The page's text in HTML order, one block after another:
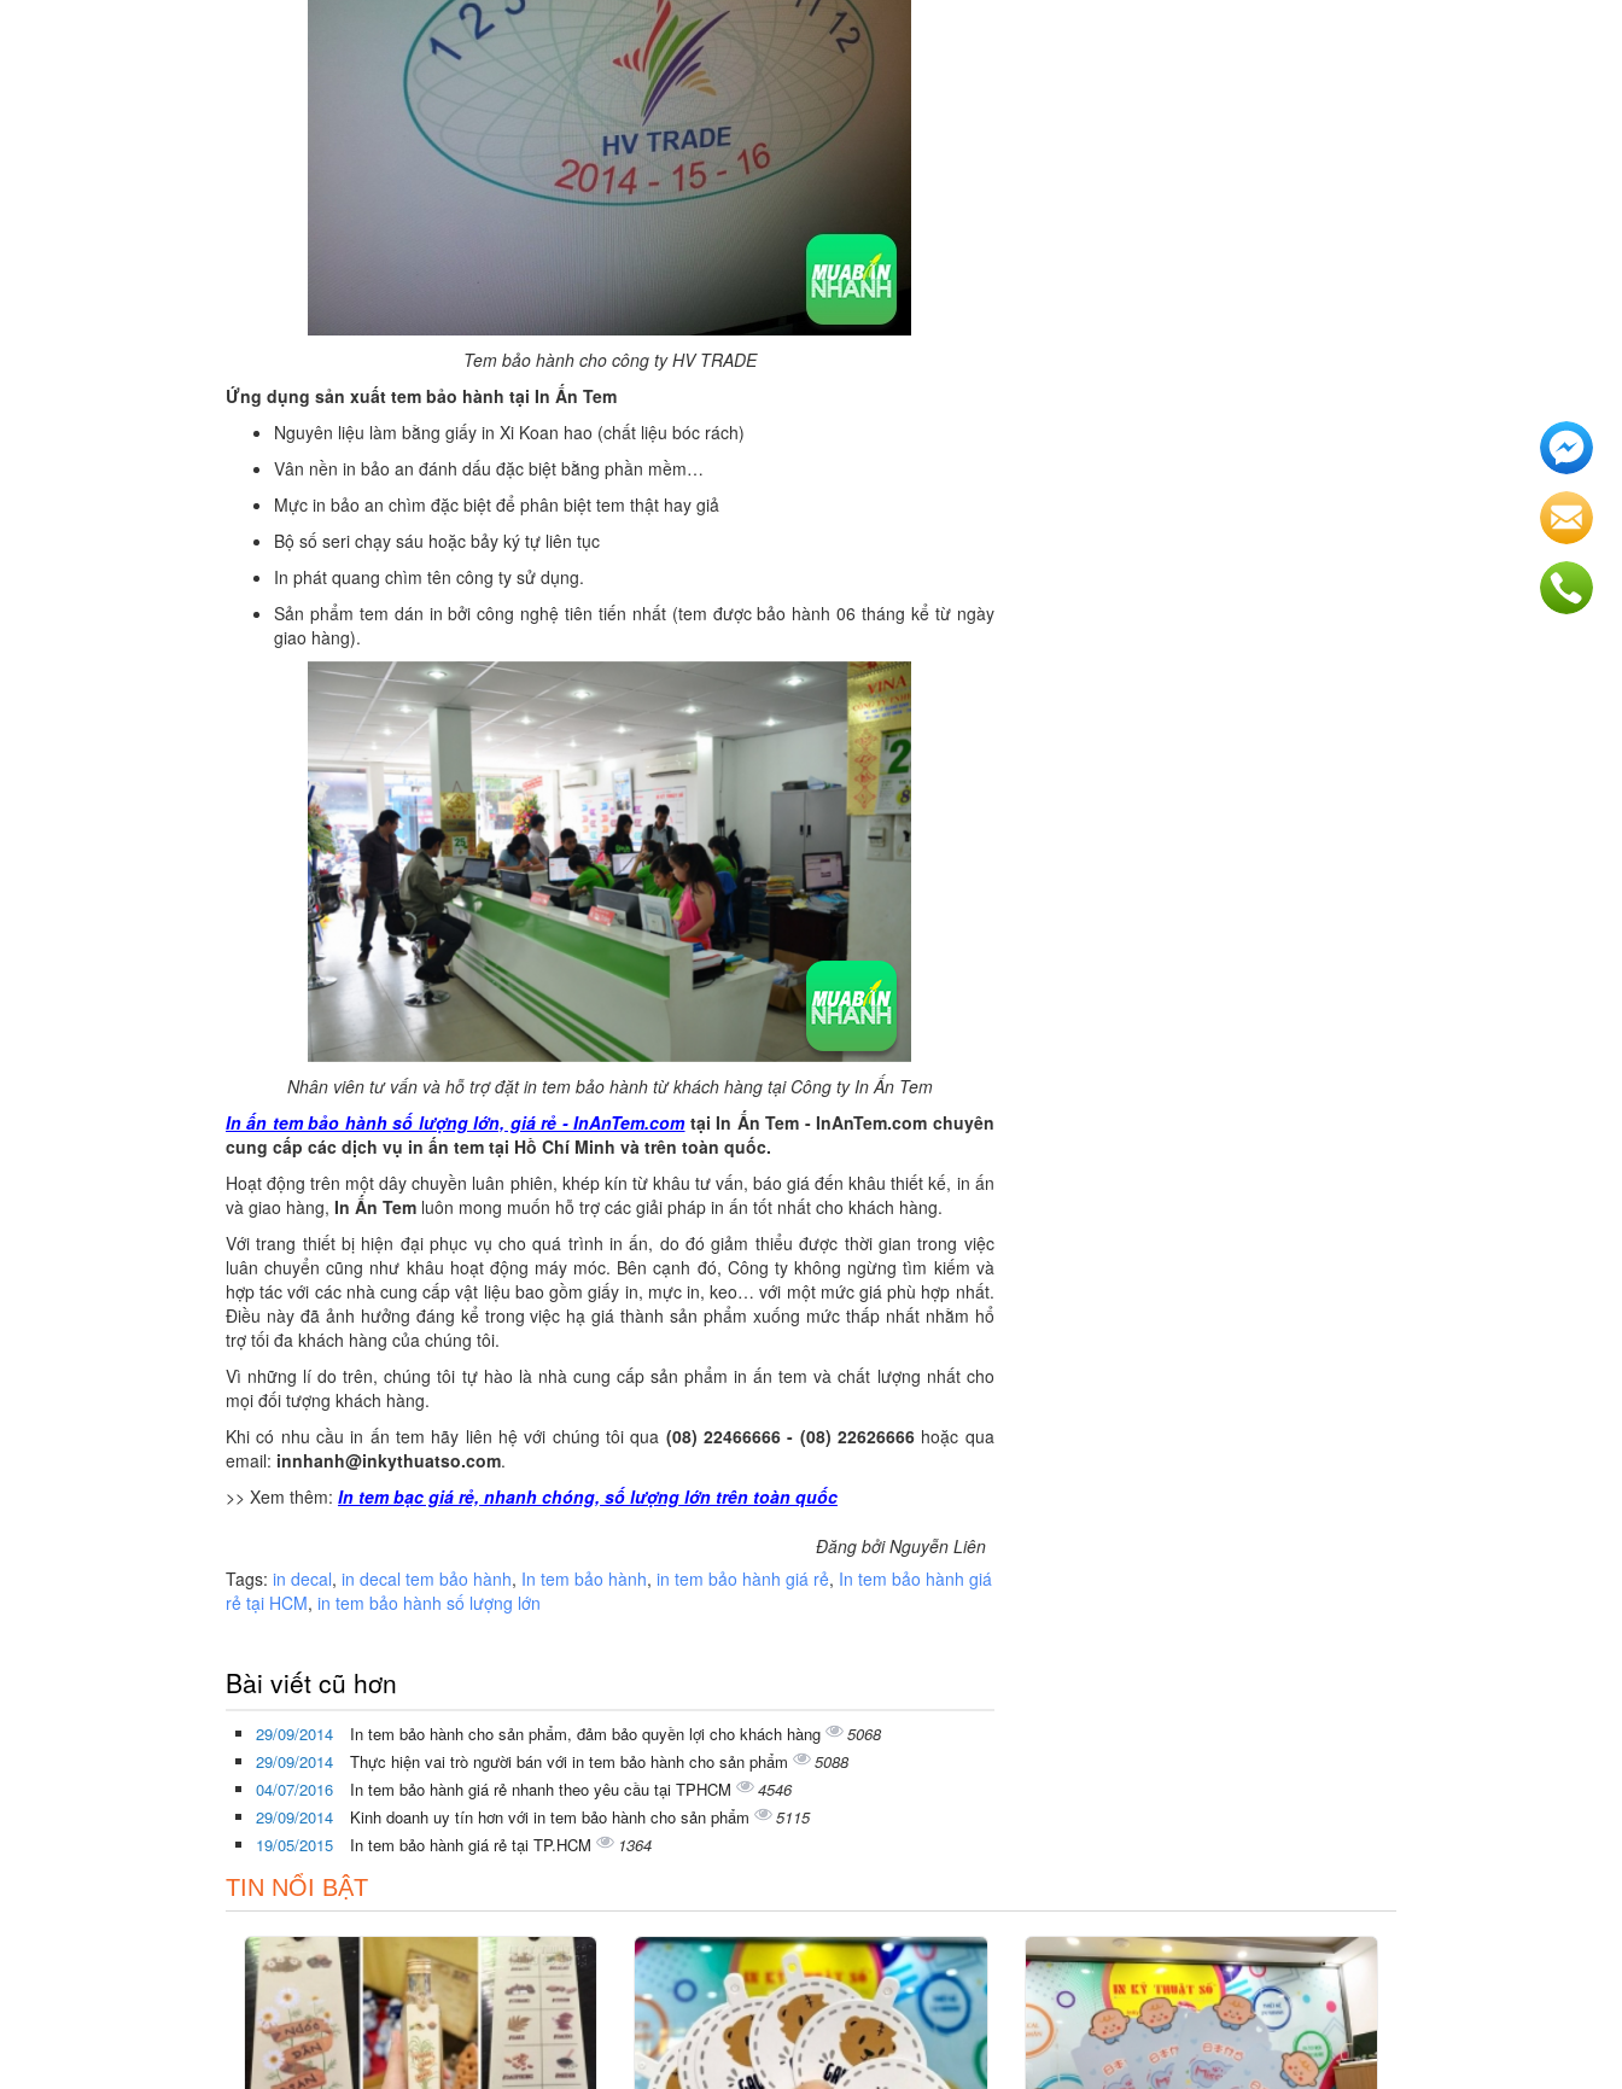
Tem bảo hành cho công ty HV TRADE
Ứng dụng sản xuất tem bảo hành tại In Ấn Tem
Nguyên liệu làm bằng giấy in Xi Koan hao (chất liệu bóc rách)
Vân nền in bảo an đánh dấu đặc biệt bằng phần mềm…
Mực in bảo an chìm đặc biệt để phân biệt tem thật hay giả
Bộ số seri chạy sáu hoặc bảy ký tự liên tục
In phát quang chìm tên công ty sử dụng.
Sản phẩm tem dán in bởi công nghệ tiên tiến nhất (tem được bảo hành 06 tháng kể từ ngày
giao hàng).
Nhân viên tư vấn và hỗ trợ đặt in tem bảo hành từ khách hàng tại Công ty In Ấn Tem
In ấn tem bảo hành số lượng lớn, giá rẻ - InAnTem.comtại In Ấn Tem - InAnTem.com chuyên
cung cấp các dịch vụ in ấn tem tại Hồ Chí Minh và trên toàn quốc.
Hoạt động trên một dây chuyền luân phiên, khép kín từ khâu tư vấn, báo giá đến khâu thiết kế, in ấn
và giao hàng, In Ấn Tem luôn mong muốn hỗ trợ các giải pháp in ấn tốt nhất cho khách hàng.
Với trang thiết bị hiện đại phục vụ cho quá trình in ấn, do đó giảm thiểu được thời gian trong việc
luân chuyển cũng như khâu hoạt động máy móc. Bên cạnh đó, Công ty không ngừng tìm kiếm và
hợp tác với các nhà cung cấp vật liệu bao gồm giấy in, mực in, keo… với một mức giá phù hợp nhất.
Điều này đã ảnh hưởng đáng kể trong việc hạ giá thành sản phẩm xuống mức thấp nhất nhằm hổ
trợ tối đa khách hàng của chúng tôi.
Vì những lí do trên, chúng tôi tự hào là nhà cung cấp sản phẩm in ấn tem và chất lượng nhất cho
mọi đối tượng khách hàng.
Khi có nhu cầu in ấn tem hãy liên hệ với chúng tôi qua (08) 22466666 - (08) 22626666 hoặc qua
email: innhanh@inkythuatso.com.
>> Xem thêm: In tem bạc giá rẻ, nhanh chóng, số lượng lớn trên toàn quốc
Đăng bởi Nguyễn Liên
Tags: in decal, in decal tem bảo hành, In tem bảo hành, in tem bảo hành giá rẻ, In tem bảo hành giá
rẻ tại HCM, in tem bảo hành số lượng lớn
Bài viết cũ hơn
29/09/2014 In tem bảo hành cho sản phẩm, đảm bảo quyền lợi cho khách hàng
5068
29/09/2014
Thực hiện vai trò người bán với in tem bảo hành cho sản phẩm
5088
04/07/2016
In tem bảo hành giá rẻ nhanh theo yêu cầu tại TPHCM
4546
29/09/2014
Kinh doanh uy tín hơn với in tem bảo hành cho sản phẩm
5115
19/05/2015
In tem bảo hành giá rẻ tại TP.HCM 1364
TIN NỔI BẬT